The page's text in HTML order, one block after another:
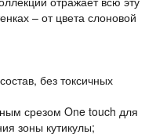
– от цвета слоновой
без токсичных
срезом One touch для
зоны кутикулы;